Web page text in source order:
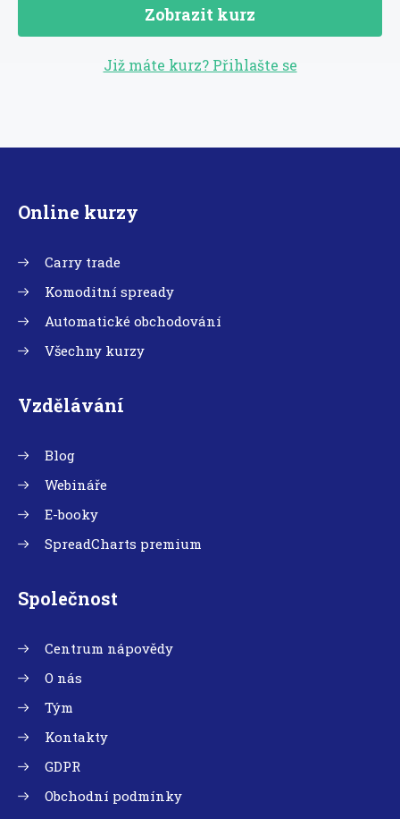
Zobrazit kurz
Již máte kurz? Přihlašte se
Online kurzy
Carry trade
Komoditní spready
Automatické obchodování
Všechny kurzy
Vzdělávání
Blog
Webináře
E-booky
SpreadCharts premium
Společnost
Centrum nápovědy
O nás
Tým
Kontakty
GDPR
Obchodní podmínky